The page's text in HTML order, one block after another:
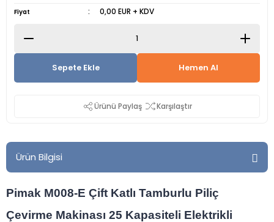
Fiyat 0,00 EUR + KDV
Sepete Ekle Hemen Al
Ürünü Paylaş Karşılaştır
Ürün Bilgisi
Pimak M008-E Çift Katlı Tamburlu Piliç
Çevirme Makinası 25 Kapasiteli Elektrikli